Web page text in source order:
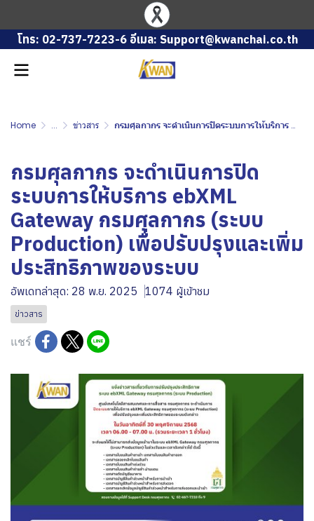
โทร: 02-737-7223-6 อีเมล: Support@kwanchai.co.th
Home ... ข่าวสาร กรมศุลกากร จะดำเนินการปิดระบบการให้บริการ ebXML Gateway กรมศุลกากร (ระบบ Production) เพื่อปรับปรุงและเพิ่มประสิทธิภาพของระบบ
กรมศุลกากร จะดำเนินการปิด
ระบบการให้บริการ ebXML
Gateway กรมศุลกากร (ระบบ
Production) เพื่อปรับปรุงและเพิ่ม
ประสิทธิภาพของระบบ
อัพเดทล่าสุด: 28 พ.ย. 2025 1074 ผู้เข้าชม
ข่าวสาร
แชร์